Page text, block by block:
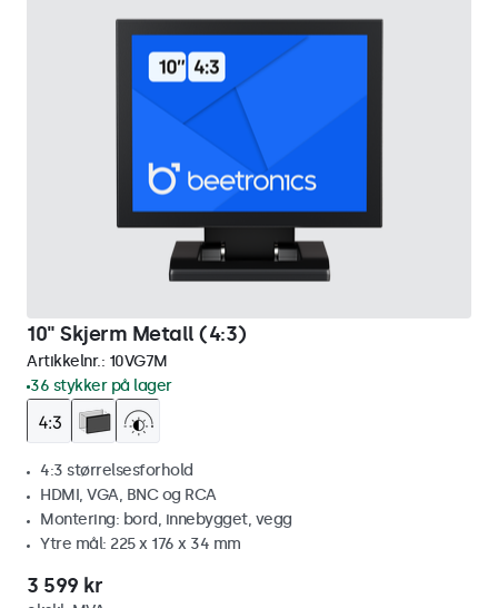
10" Skjerm Metall (4:3)
Artikkelnr.: 10VG7M
36 stykker på lager
4:3 størrelsesforhold
HDMI, VGA, BNC og RCA
Montering: bord, innebygget, vegg
Ytre mål: 225 x 176 x 34 mm
3 599 kr